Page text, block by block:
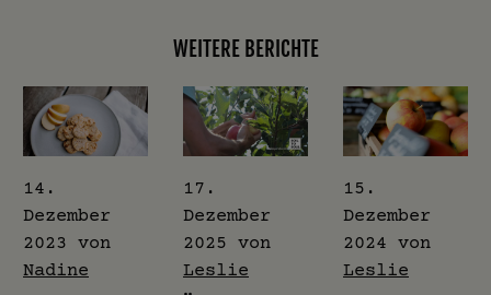
WEITERE BERICHTE
14.
Dezember
2023 von
Nadine
17.
Dezember
2025 von
Leslie
15.
Dezember
2024 von
Leslie